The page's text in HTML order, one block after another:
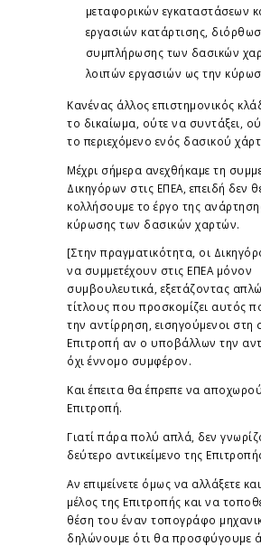
μεταφορικών εγκαταστάσεων
εργασιών κατάρτισης,
συμπλήρωσης των δασικών
λοιπών εργασιών ως την
Κανένας άλλος επιστημονικός
το δικαίωμα, ούτε να συντάξει,
το περιεχόμενο ενός δασικού
Μέχρι σήμερα ανεχθήκαμε τη
Δικηγόρων στις ΕΠΕΑ, επειδή δεν
κολλήσουμε το έργο της
κύρωσης των δασικών χαρτών.
[Στην πραγματικότητα, οι
να συμμετέχουν στις ΕΠΕΑ μόνον
συμβουλευτικά, εξετάζοντας
τίτλους που προσκομίζει αυτός
την αντίρρηση, εισηγούμενοι στη
Επιτροπή αν ο υποβάλλων την
όχι έννομο συμφέρον.
Και έπειτα θα έπρεπε να
Επιτροπή.
Γιατί πάρα πολύ απλά, δεν
δεύτερο αντικείμενο της
Αν επιμείνετε όμως να αλλάξετε
μέλος της Επιτροπής και να
θέση του έναν τοπογράφο
δηλώνουμε ότι θα προσφύγουμε